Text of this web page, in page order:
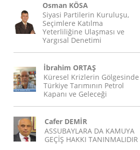
Osman KÖSA
Siyasi Partilerin Kuruluşu,
Seçimlere Katılma
Yeterliliğine Ulaşması ve
Yargısal Denetimi
İbrahim ORTAŞ
Küresel Krizlerin Gölgesinde
Türkiye Tarımının Petrol
Kapanı ve Geleceği
Cafer DEMİR
ASSUBAYLARA DA KAMUYA
GEÇİŞ HAKKI TANINMALIDIR